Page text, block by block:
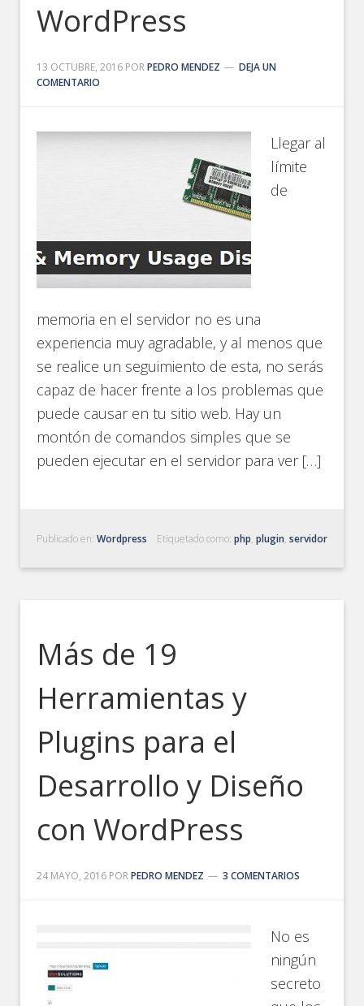
WordPress
13 OCTUBRE, 2016 PORPEDRO MENDEZ
DEJA UN
COMENTARIO
Llegar al
límite
de
memoria en el servidor no es una
experiencia muy agradable, y al menos que
se realice un seguimiento de esta, no serás
capaz de hacer frente a los problemas que
puede causar en tu sitio web. Hay un
montón de comandos simples que se
pueden ejecutar en el servidor para ver […]
Publicado en:Wordpress Etiquetado como: php, plugin, servidor
Más de 19
Herramientas y
Plugins para el
Desarrollo y Diseño
con WordPress
24 MAYO, 2016 PORPEDRO MENDEZ 3 COMENTARIOS
No es
ningún
secreto